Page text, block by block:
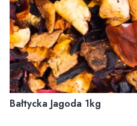
Bałtycka Jagoda 1kg